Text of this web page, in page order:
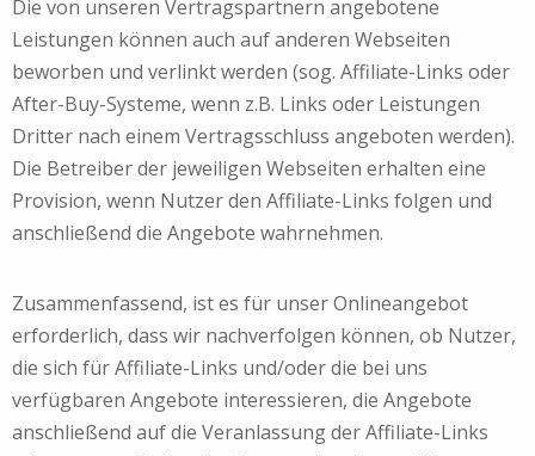
Die von unseren Vertragspartnern angebotene
Leistungen können auch auf anderen Webseiten
beworben und verlinkt werden (sog. Affiliate-Links oder
After-Buy-Systeme, wenn z.B. Links oder Leistungen
Dritter nach einem Vertragsschluss angeboten werden).
Die Betreiber der jeweiligen Webseiten erhalten eine
Provision, wenn Nutzer den Affiliate-Links folgen und
anschließend die Angebote wahrnehmen.
Zusammenfassend, ist es für unser Onlineangebot
erforderlich, dass wir nachverfolgen können, ob Nutzer,
die sich für Affiliate-Links und/oder die bei uns
verfügbaren Angebote interessieren, die Angebote
anschließend auf die Veranlassung der Affiliate-Links